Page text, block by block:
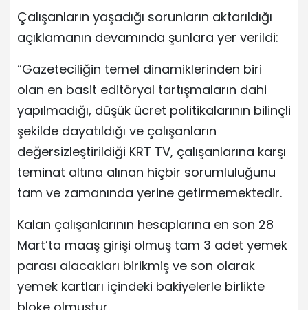
Çalışanların yaşadığı sorunların aktarıldığı
açıklamanın devamında şunlara yer verildi:
“Gazeteciliğin temel dinamiklerinden biri
olan en basit editöryal tartışmaların dahi
yapılmadığı, düşük ücret politikalarının bilinçli
şekilde dayatıldığı ve çalışanların
değersizleştirildiği KRT TV, çalışanlarına karşı
teminat altına alınan hiçbir sorumluluğunu
tam ve zamanında yerine getirmemektedir.
Kalan çalışanlarının hesaplarına en son 28
Mart’ta maaş girişi olmuş tam 3 adet yemek
parası alacakları birikmiş ve son olarak
yemek kartları içindeki bakiyelerle birlikte